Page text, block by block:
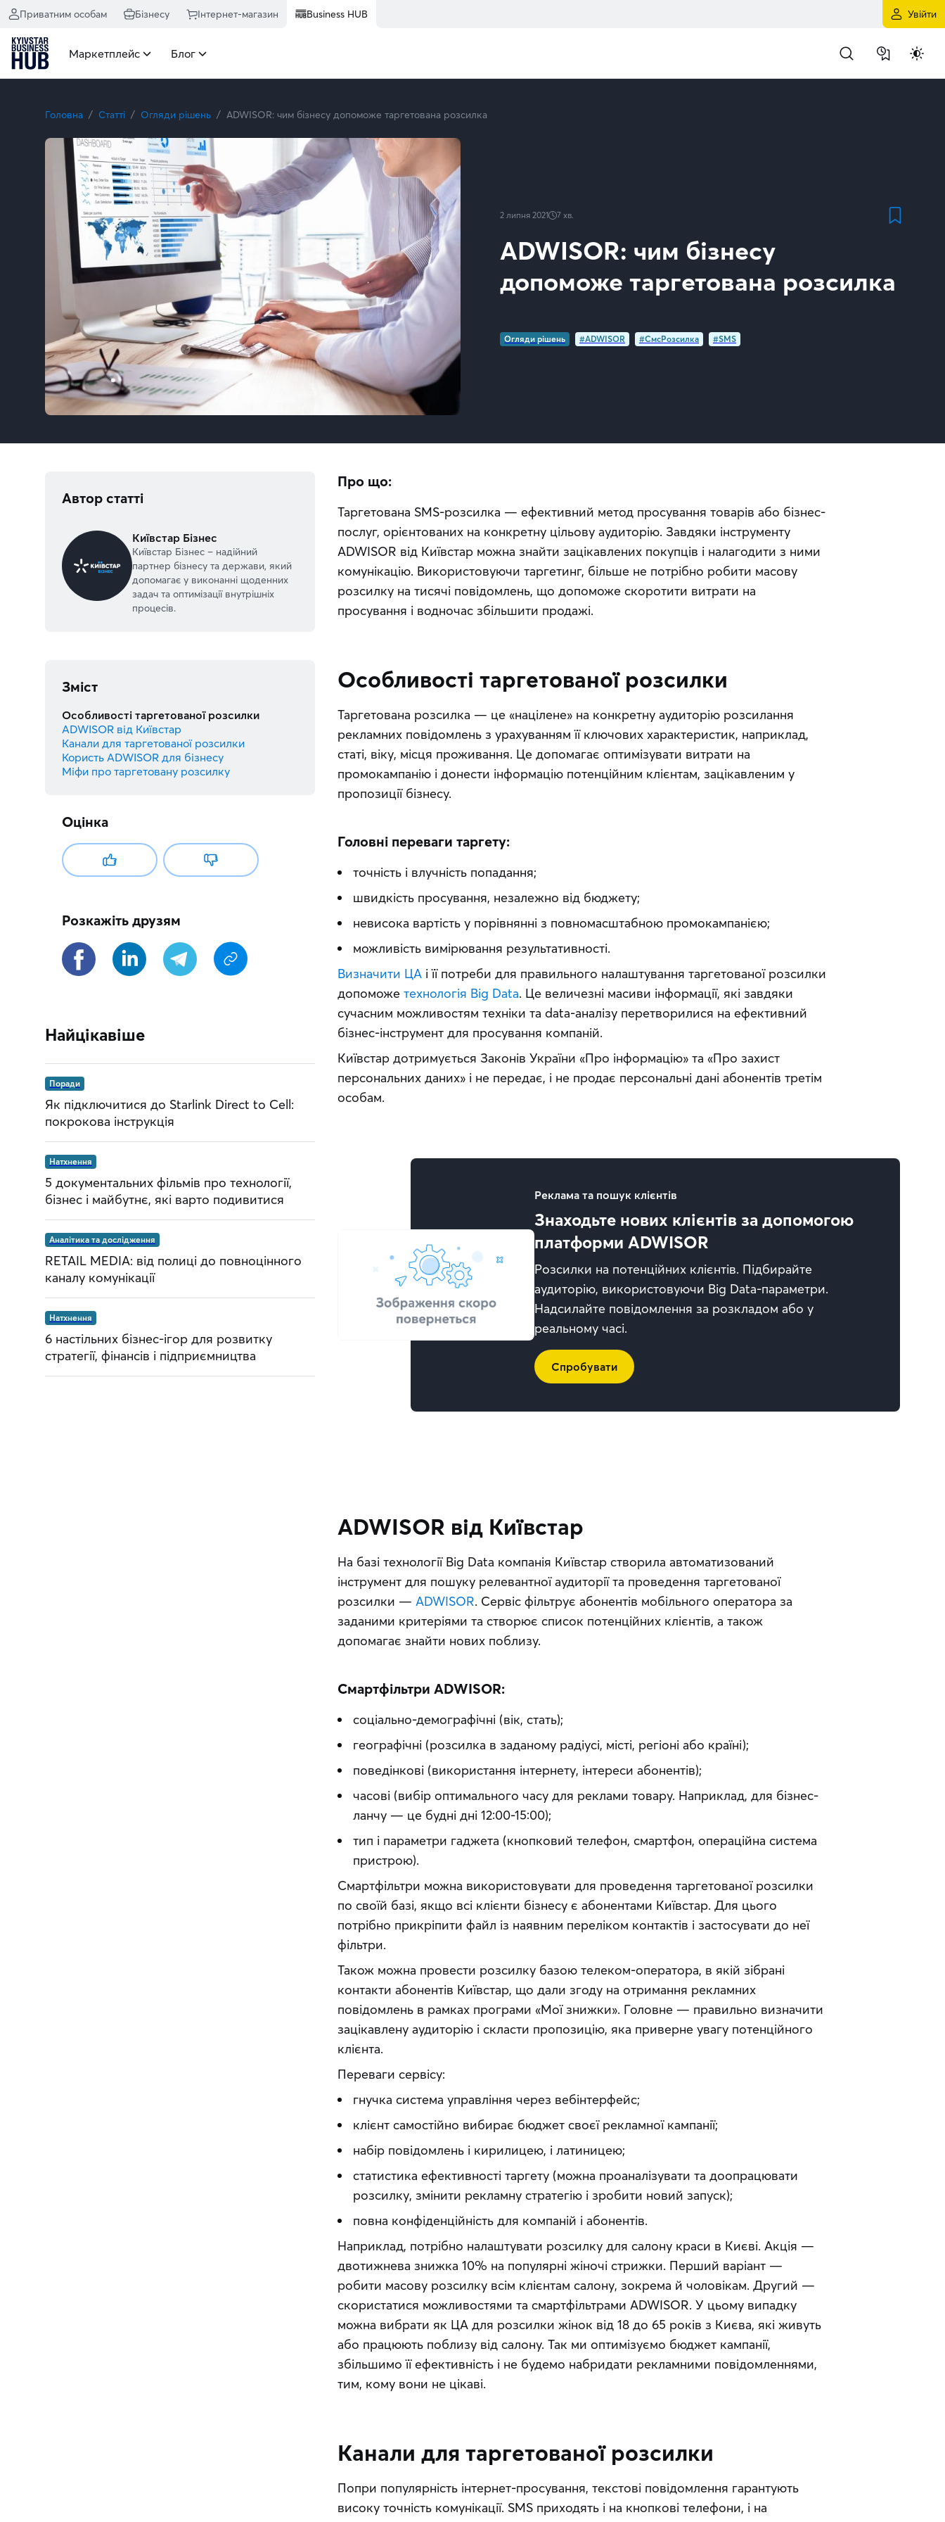
Приватним особам Бізнесу Інтернет-магазин Business HUB Увійти
Маркетплейс Блог
Головна Статті Огляди рішень ADWISOR: чим бізнесу допоможе таргетована розсилка
2 липня 2021 7 хв.
ADWISOR: чим бізнесу
допоможе таргетована розсилка
Огляди рішень #ADWISOR #СмсРозсилка #SMS
Про що:
Таргетована SMS-розсилка — ефективний метод просування товарів або бізнес-
послуг, орієнтованих на конкретну цільову аудиторію. Завдяки інструменту
ADWISOR від Київстар можна знайти зацікавлених покупців і налагодити з ними
комунікацію. Використовуючи таргетинг, більше не потрібно робити масову
розсилку на тисячі повідомлень, що допоможе скоротити витрати на
просування і водночас збільшити продажі.
Особливості таргетованої розсилки
Таргетована розсилка — це «націлене» на конкретну аудиторію розсилання
рекламних повідомлень з урахуванням її ключових характеристик, наприклад,
статі, віку, місця проживання. Це допомагає оптимізувати витрати на
промокампанію і донести інформацію потенційним клієнтам, зацікавленим у
пропозиції бізнесу.
Головні переваги таргету:
точність і влучність попадання;
швидкість просування, незалежно від бюджету;
невисока вартість у порівнянні з повномасштабною промокампанією;
можливість вимірювання результативності.
Визначити ЦА і її потреби для правильного налаштування таргетованої розсилки
допоможе технологія Big Data. Це величезні масиви інформації, які завдяки
сучасним можливостям техніки та data-аналізу перетворилися на ефективний
бізнес-інструмент для просування компаній.
Київстар дотримується Законів України «Про інформацію» та «Про захист
персональних даних» і не передає, і не продає персональні дані абонентів третім
особам.
Реклама та пошук клієнтів
Знаходьте нових клієнтів за допомогою
платформи ADWISOR
Розсилки на потенційних клієнтів. Підбирайте
аудиторію, використовуючи Big Data-параметри.
Надсилайте повідомлення за розкладом або у
реальному часі.
Спробувати
ADWISOR від Київстар
На базі технології Big Data компанія Київстар створила автоматизований
інструмент для пошуку релевантної аудиторії та проведення таргетованої
розсилки — ADWISOR. Сервіс фільтрує абонентів мобільного оператора за
заданими критеріями та створює список потенційних клієнтів, а також
допомагає знайти нових поблизу.
Смартфільтри ADWISOR:
соціально-демографічні (вік, стать);
географічні (розсилка в заданому радіусі, місті, регіоні або країні);
поведінкові (використання інтернету, інтереси абонентів);
часові (вибір оптимального часу для реклами товару. Наприклад, для бізнес-
ланчу — це будні дні 12:00-15:00);
тип і параметри гаджета (кнопковий телефон, смартфон, операційна система
пристрою).
Смартфільтри можна використовувати для проведення таргетованої розсилки
по своїй базі, якщо всі клієнти бізнесу є абонентами Київстар. Для цього
потрібно прикріпити файл із наявним переліком контактів і застосувати до неї
фільтри.
Також можна провести розсилку базою телеком-оператора, в якій зібрані
контакти абонентів Київстар, що дали згоду на отримання рекламних
повідомлень в рамках програми «Мої знижки». Головне — правильно визначити
зацікавлену аудиторію і скласти пропозицію, яка приверне увагу потенційного
клієнта.
Переваги сервісу:
гнучка система управління через вебінтерфейс;
клієнт самостійно вибирає бюджет своєї рекламної кампанії;
набір повідомлень і кирилицею, і латиницею;
статистика ефективності таргету (можна проаналізувати та доопрацювати
розсилку, змінити рекламну стратегію і зробити новий запуск);
повна конфіденційність для компаній і абонентів.
Наприклад, потрібно налаштувати розсилку для салону краси в Києві. Акція —
двотижнева знижка 10% на популярні жіночі стрижки. Перший варіант —
робити масову розсилку всім клієнтам салону, зокрема й чоловікам. Другий —
скористатися можливостями та смартфільтрами ADWISOR. У цьому випадку
можна вибрати як ЦА для розсилки жінок від 18 до 65 років з Києва, які живуть
або працюють поблизу від салону. Так ми оптимізуємо бюджет кампанії,
збільшимо її ефективність і не будемо набридати рекламними повідомленнями,
тим, кому вони не цікаві.
Канали для таргетованої розсилки
Попри популярність інтернет-просування, текстові повідомлення гарантують
високу точність комунікації. SMS приходять і на кнопкові телефони, і на
Автор статті
Київстар Бізнес
Київстар Бізнес – надійний
партнер бізнесу та держави, який
допомагає у виконанні щоденних
задач та оптимізації внутрішніх
процесів.
Зміст
Особливості таргетованої розсилки
ADWISOR від Київстар
Канали для таргетованої розсилки
Користь ADWISOR для бізнесу
Міфи про таргетовану розсилку
Оцінка
Розкажіть друзям
Найцікавіше
Поради
Як підключитися до Starlink Direct to Cell:
покрокова інструкція
Натхнення
5 документальних фільмів про технології,
бізнес і майбутнє, які варто подивитися
Аналітика та дослідження
RETAIL MEDIA: від полиці до повноцінного
каналу комунікації
Натхнення
6 настільних бізнес-ігор для розвитку
стратегії, фінансів і підприємництва